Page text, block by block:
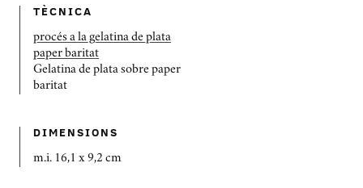
TÈCNICA
procés a la gelatina de plata
paper baritat
Gelatina de plata sobre paper
baritat
DIMENSIONS
m.i. 16,1 x 9,2 cm